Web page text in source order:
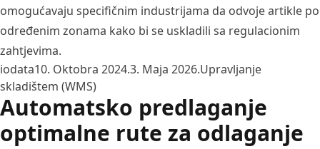
omogućavaju specifičnim industrijama da odvoje artikle po
određenim zonama kako bi se uskladili sa regulacionim
zahtjevima.
Posted by
iodata10. Oktobra 2024.3. Maja 2026.Posted in
Upravljanje
skladištem (WMS)
Automatsko predlaganje
optimalne rute za odlaganje